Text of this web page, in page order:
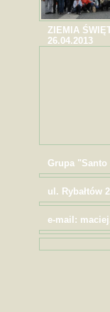
ZIEMIA
26.04.2013
Grupa
ul. Rybałtów
e-mail: